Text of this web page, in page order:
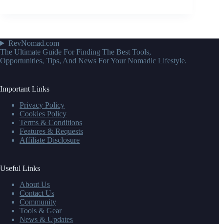
RevNomad.com
The Ultimate Guide For Finding The Best Tools,
Opportunities, Tips, And News For Your Nomadic Lifestyle.
Important Links
Privacy Policy
Cookies Policy
Terms & Conditions
Features & Requests
Affiliate Disclosure
Useful Links
About Us
Contact Us
Community
Tools & Gear
News & Updates